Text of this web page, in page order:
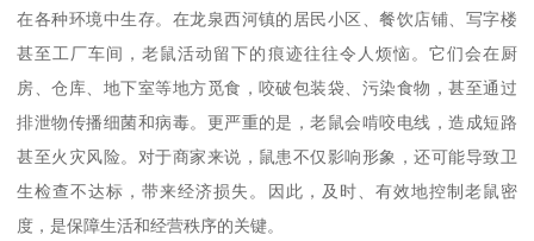
在各种环境中生存。在龙泉西河镇的居民小区、餐饮店铺、写字楼
甚至工厂车间，老鼠活动留下的痕迹往往令人烦恼。它们会在厨
房、仓库、地下室等地方觅食，咬破包装袋、污染食物，甚至通过
排泄物传播细菌和病毒。更严重的是，老鼠会啃咬电线，造成短路
甚至火灾风险。对于商家来说，鼠患不仅影响形象，还可能导致卫
生检查不达标，带来经济损失。因此，及时、有效地控制老鼠密
度，是保障生活和经营秩序的关键。